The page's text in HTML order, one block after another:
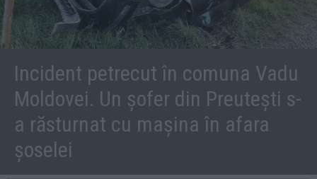
Incident petrecut în comuna Vadu
Moldovei. Un șofer din Preutești s-
a răsturnat cu mașina în afara
șoselei